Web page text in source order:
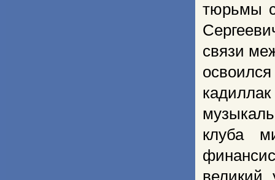
тюрьмы
связи
клуба